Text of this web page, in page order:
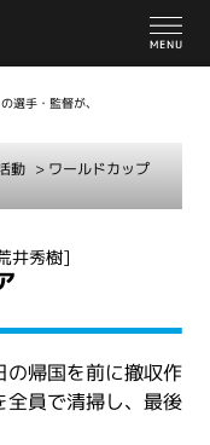
選手・監督が、
動 > ワールドカップ
井秀樹]
の帰国を前に撤収作
全員で清掃し、最後